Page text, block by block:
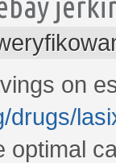
on
drugs/
optimal